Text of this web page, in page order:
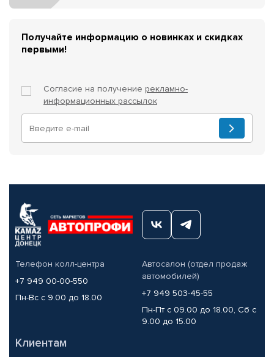
Получайте информацию о новинках и скидках
первыми!
Согласие на получение рекламно-
информационных рассылок
Телефон колл-центра
+7 949 00-00-550
Пн-Вс с 9.00 до 18.00
Автосалон (отдел продаж
автомобилей)
+7 949 503-45-55
Пн-Пт с 09.00 до 18.00, Сб с
9.00 до 15.00
Клиентам